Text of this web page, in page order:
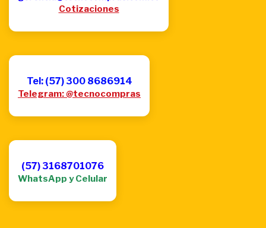
Cotizaciones
Tel: (57) 300 8686914
Telegram: @tecnocompras
(57) 3168701076
WhatsApp y Celular